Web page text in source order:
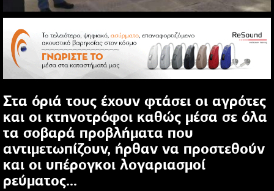
Στα όριά τους έχουν φτάσει οι αγρότες
και οι κτηνοτρόφοι καθώς μέσα σε όλα
τα σοβαρά προβλήματα που
αντιμετωπίζουν, ήρθαν να προστεθούν
και οι υπέρογκοι λογαριασμοί
ρεύματος...